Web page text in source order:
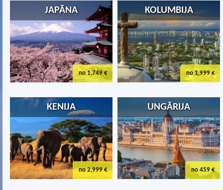
no 1,749 €
JAPĀNA
no 1,999 €
KOLUMBIJA
no 2,999 €
KENIJA
no 459 €
UNGĀRIJA